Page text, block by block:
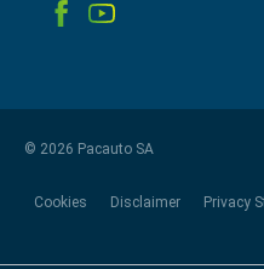
© 2026 Pacauto SA
Cookies Disclaimer Privacy